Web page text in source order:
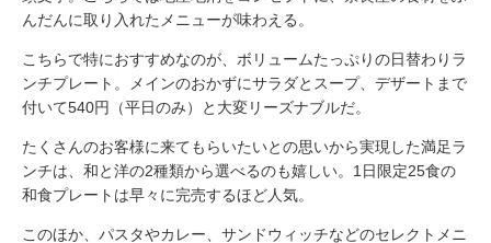
んだんに取り入れたメニューが味わえる。
こちらで特におすすめなのが、ボリュームたっぷりの日替わりラ
ンチプレート。メインのおかずにサラダとスープ、デザートまで
付いて540円（平日のみ）と大変リーズナブルだ。
たくさんのお客様に来てもらいたいとの思いから実現した満足ラ
ンチは、和と洋の2種類から選べるのも嬉しい。1日限定25食の
和食プレートは早々に完売するほど人気。
このほか、パスタやカレー、サンドウィッチなどのセレクトメニ